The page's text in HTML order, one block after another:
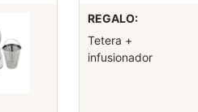
REGALO:
Tetera +
infusionador